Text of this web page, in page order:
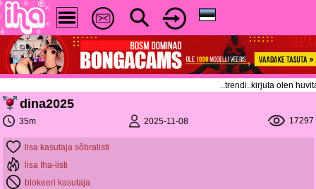
..trendi..kirjuta olen
dina2025
35m 2025-11-08 17297
lisa kasutaja sõbralisti
lisa Iha-listi
blokeeri kasutaja